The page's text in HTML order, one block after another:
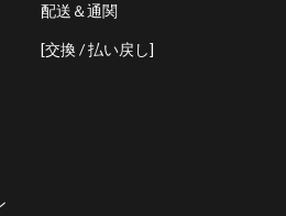
配送＆通関
[交換 / 払い戻し]